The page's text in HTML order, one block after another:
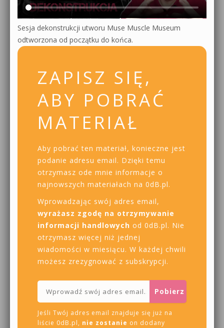
Sesja dekonstrukcji utworu Muse Muscle Museum
odtworzona od początku do końca.
ZAPISZ SIĘ,
ABY POBRAĆ
MATERIAŁ
Aby pobrać ten materiał, konieczne jest
podanie adresu email. Dzięki temu
otrzymasz ode mnie informacje o
najnowszych materiałach na 0dB.pl.
Wprowadzając swój adres email,
wyrażasz zgodę na otrzymywanie
informacji handlowych od 0dB.pl. Nie
otrzymasz więcej niż jednej
wiadomości w miesiącu. W każdej chwili
możesz zrezygnować z subskrypcji.
Jeśli Twój adres email znajduje się już na
liście 0dB.pl, nie zostanie on dodany